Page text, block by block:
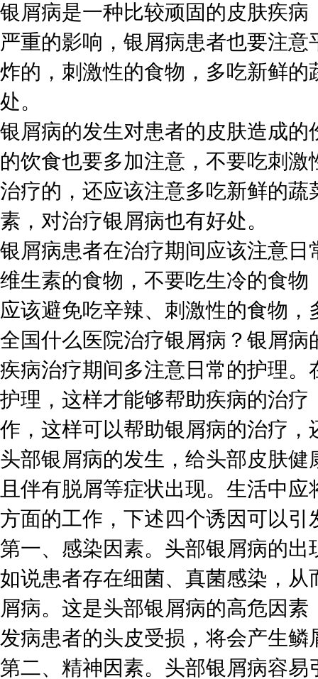
银屑病是一种比较顽固的皮肤疾
严重的影响，银屑病患者也要注
炸的，刺激性的食物，多吃新鲜
处。
银屑病的发生对患者的皮肤造成
的饮食也要多加注意，不要吃刺
治疗的，还应该注意多吃新鲜的
素，对治疗银屑病也有好处。
银屑病患者在治疗期间应该注意
维生素的食物，不要吃生冷的食
应该避免吃辛辣、刺激性的食物
全国什么医院治疗银屑病？银屑
疾病治疗期间多注意日常的护理
护理，这样才能够帮助疾病的治
作，这样可以帮助银屑病的治疗
头部银屑病的发生，给头部皮肤
且伴有脱屑等症状出现。生活中
方面的工作，下述四个诱因可以引
第一、感染因素。头部银屑病的
如说患者存在细菌、真菌感染，
屑病。这是头部银屑病的高危因
发病患者的头皮受损，将会产生鳞
第二、精神因素。头部银屑病容